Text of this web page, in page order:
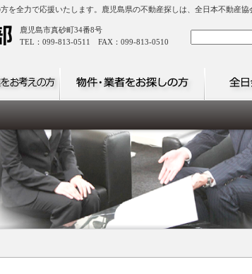
全力で応援いたします。鹿児島県の不動産探しは、全日本不動産協
鹿児島市真砂町34番8号
TEL：099-813-0511 FAX：099-813-0510